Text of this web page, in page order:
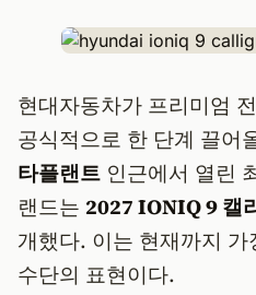
현대자동차가 프리미엄
공식적으로 한 단계 끌어
타플랜트 인근에서 열린
랜드는 2027 IONIQ 9 캘
개했다. 이는 현재까지
수단의 표현이다.